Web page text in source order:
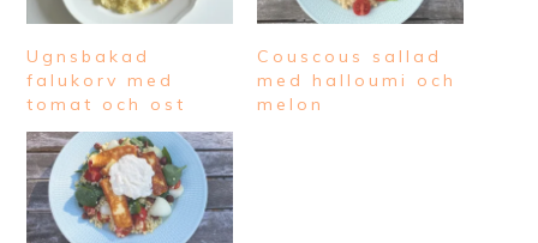
Ugnsbakad
falukorv med
tomat och ost
Couscous sallad
med halloumi och
melon